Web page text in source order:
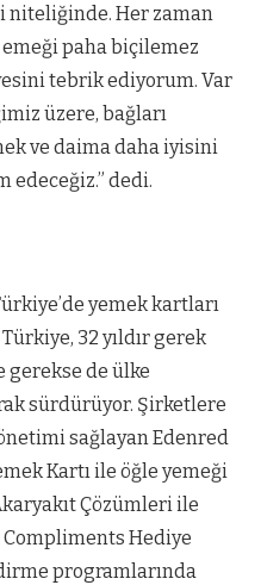
Her zaman
paha biçilemez
tebrik ediyorum. Var
üzere, bağları
ve daima daha iyisini
edeceğiz.” dedi.
yemek kartları
32 yıldır gerek
gerekse de ülke
sürdürüyor. Şirketlere
sağlayan Edenred
Kartı ile öğle yemeği
Çözümleri ile
Compliments Hediye
programlarında